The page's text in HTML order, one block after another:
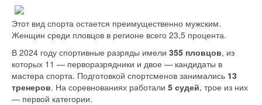
Этот вид спорта остается преимущественно мужским.
Женщин среди пловцов в регионе всего 23,5 процента.
В 2024 году спортивные разряды имели 355 пловцов, из
которых 11 — перворазрядники и двое — кандидаты в
мастера спорта. Подготовкой спортсменов занимались 13
тренеров. На соревнованиях работали 5 судей, трое из них
— первой категории.